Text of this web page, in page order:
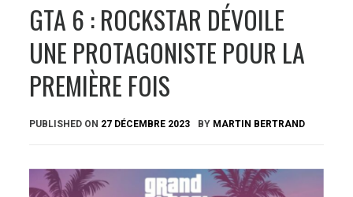
GTA 6 : ROCKSTAR DÉVOILE
UNE PROTAGONISTE POUR LA
PREMIÈRE FOIS
PUBLISHED ON 27 DÉCEMBRE 2023 BY MARTIN BERTRAND